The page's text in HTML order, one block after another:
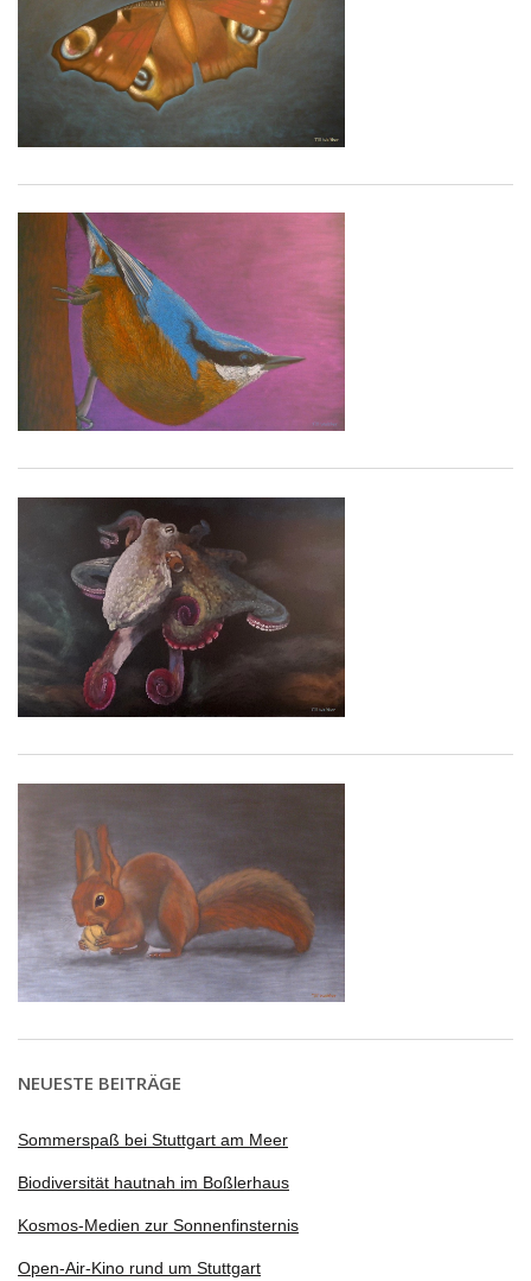
NEUESTE BEITRÄGE
Sommerspaß bei Stuttgart am Meer
Biodiversität hautnah im Boßlerhaus
Kosmos-Medien zur Sonnenfinsternis
Open-Air-Kino rund um Stuttgart